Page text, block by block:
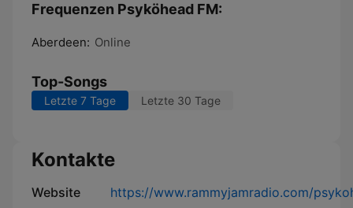
Frequenzen Psyköhead FM:
Aberdeen: Online
Top-Songs
Letzte 7 Tage Letzte 30 Tage
Kontakte
Website https://www.rammyjamradio.com/